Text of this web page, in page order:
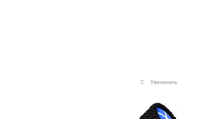
Увеличить